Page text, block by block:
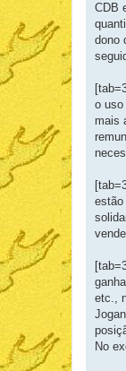
CDB
dono
o uso
mais
estão
etc.,
No